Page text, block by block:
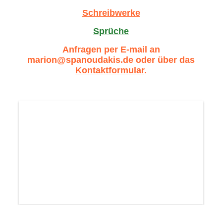
Schreibwerke
Sprüche
Anfragen per E-mail an
marion@spanoudakis.de oder über das
Kontaktformular.